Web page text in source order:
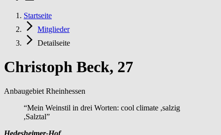
Startseite
Mitglieder
Detailseite
Christoph Beck, 27
Anbaugebiet Rheinhessen
“Mein Weinstil in drei Worten: cool climate ,salzig
,Salztal”
Hedesheimer-Hof